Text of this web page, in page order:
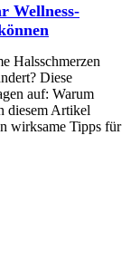
Wellness-
Halsschmerzen
Diese
auf: Warum
diesem Artikel
wirksame Tipps für